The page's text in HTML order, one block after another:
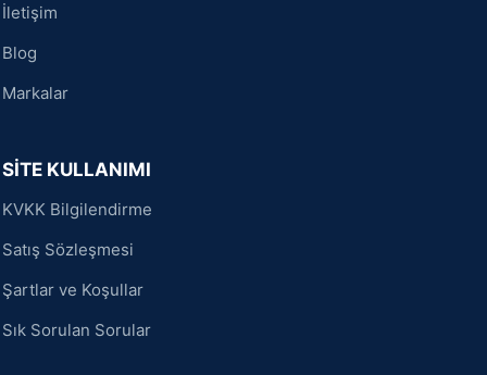
İletişim
Blog
Markalar
SİTE KULLANIMI
KVKK Bilgilendirme
Satış Sözleşmesi
Şartlar ve Koşullar
Sık Sorulan Sorular